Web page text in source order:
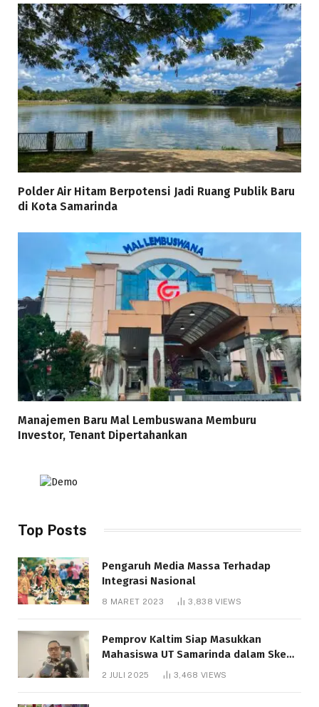
Polder Air Hitam Berpotensi Jadi Ruang Publik Baru
di Kota Samarinda
Manajemen Baru Mal Lembuswana Memburu
Investor, Tenant Dipertahankan
Top Posts
Pengaruh Media Massa Terhadap
Integrasi Nasional
8 MARET 2023 3,838VIEWS
Pemprov Kaltim Siap Masukkan
Mahasiswa UT Samarinda dalam Skema
Bantuan Pendidikan Gratispol
2 JULI 2025 3,468 VIEWS